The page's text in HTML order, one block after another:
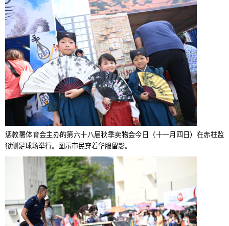
惩教署体育会主办的第六十八届秋季卖物会今日（十一月四日）在赤柱监
狱侧足球场举行。图示市民穿着华服留影。